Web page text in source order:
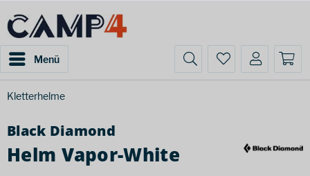
Menü
Kletterhelme
Black Diamond
Helm Vapor-White